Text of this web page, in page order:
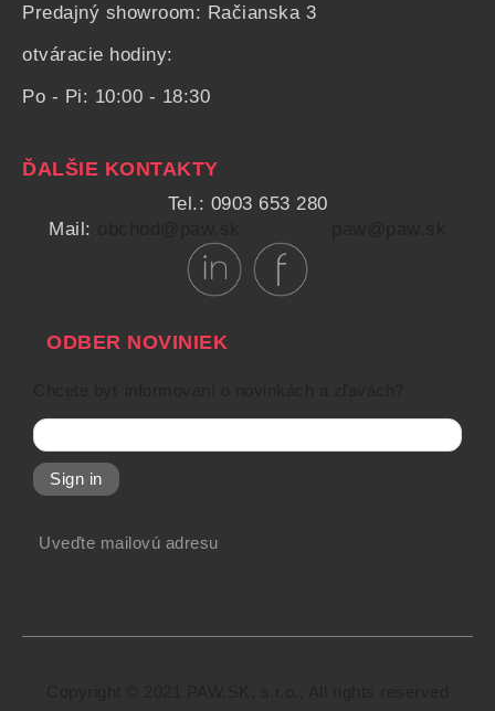
Predajný showroom: Račianska 3
otváracie hodiny:
Po - Pi: 10:00 - 18:30
ĎALŠIE KONTAKTY
Tel.: 0903 653 280
Mail:
ODBER NOVINIEK
Sign in
Uveďte mailovú adresu